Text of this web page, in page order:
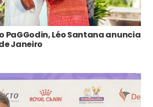
PaGGodin, Léo Santana anuncia
Janeiro